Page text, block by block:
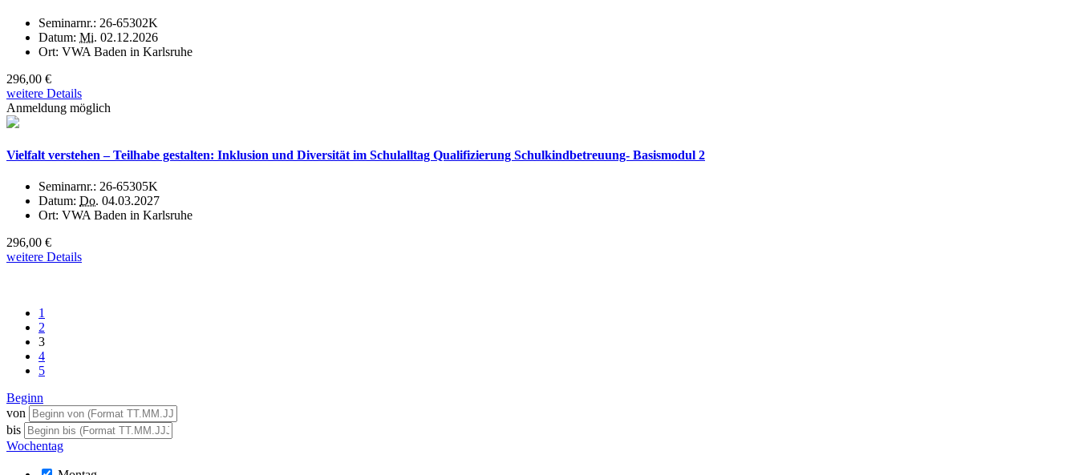
Seminarnr.: 26-65302K
Datum: Mi. 02.12.2026
Ort: VWA Baden in Karlsruhe
296,00 €
weitere Details
Anmeldung möglich
Vielfalt verstehen – Teilhabe gestalten: Inklusion und Diversität im Schulalltag Qualifizierung Schulkindbetreuung- Basismodul 2
Seminarnr.: 26-65305K
Datum: Do. 04.03.2027
Ort: VWA Baden in Karlsruhe
296,00 €
weitere Details
1
2
3
4
5
Beginn
von
bis
Wochentag